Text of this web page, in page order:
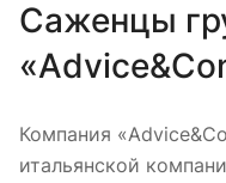
Саженцы
Компания
итальянской